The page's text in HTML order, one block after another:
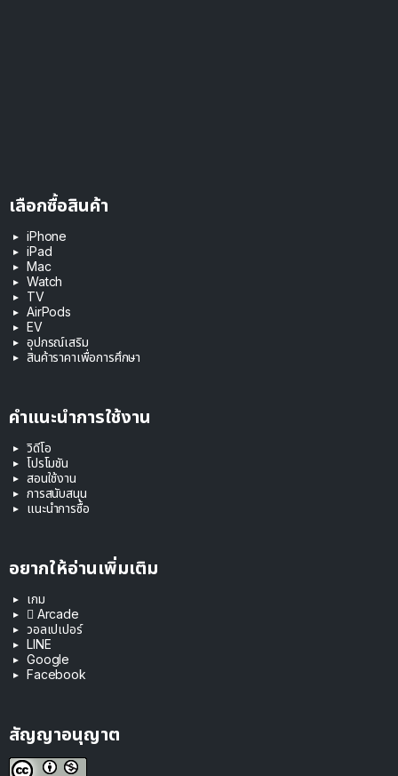
เลือกซื้อสินค้า
iPhone
iPad
Mac
Watch
TV
AirPods
EV
อุปกรณ์เสริม
สินค้าราคาเพื่อการศึกษา
คำแนะนำการใช้งาน
วิดีโอ
โปรโมชัน
สอนใช้งาน
การสนับสนุน
แนะนำการซื้อ
อยากให้อ่านเพิ่มเติม
เกม
 Arcade
วอลเปเปอร์
LINE
Google
Facebook
สัญญาอนุญาต